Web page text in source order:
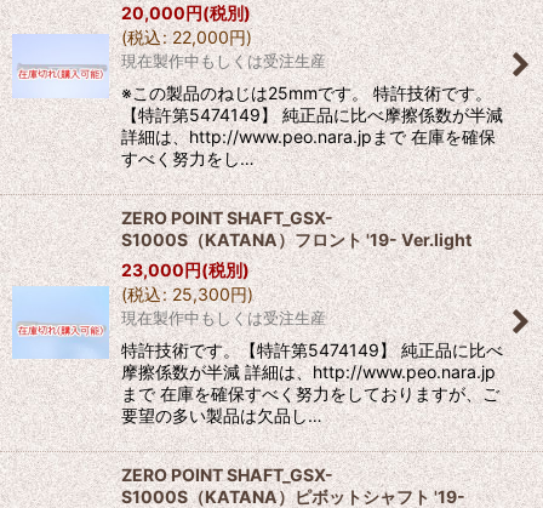
20,000円(税別)
(税込: 22,000円)
現在製作中もしくは受注生産
※この製品のねじは25mmです。 特許技術です。
【特許第5474149】 純正品に比べ摩擦係数が半減
詳細は、http://www.peo.nara.jpまで 在庫を確保
すべく努力をし…
ZERO POINT SHAFT_GSX-
S1000S（KATANA）フロント '19- Ver.light
23,000円(税別)
(税込: 25,300円)
現在製作中もしくは受注生産
特許技術です。【特許第5474149】 純正品に比べ
摩擦係数が半減 詳細は、http://www.peo.nara.jp
まで 在庫を確保すべく努力をしておりますが、ご
要望の多い製品は欠品し…
ZERO POINT SHAFT_GSX-
S1000S（KATANA）ピボットシャフト '19-